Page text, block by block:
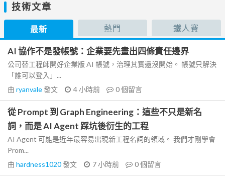
技術文章
最新 熱門 鐵人賽
AI 協作不是發帳號：企業要先畫出四條責任邊界
公司替工程師開好企業版 AI 帳號，治理其實還沒開始。 帳號只解決
「誰可以登入」...
由 ryanvale發文 4 小時前 0個留言
從 Prompt 到 Graph Engineering：這些不只是新名
詞，而是 AI Agent 踩坑後衍生的工程
AI Agent 可能是近年最容易出現新工程名詞的領域。 我們才剛學會
Prom...
由 hardness1020發文 7 小時前 0個留言